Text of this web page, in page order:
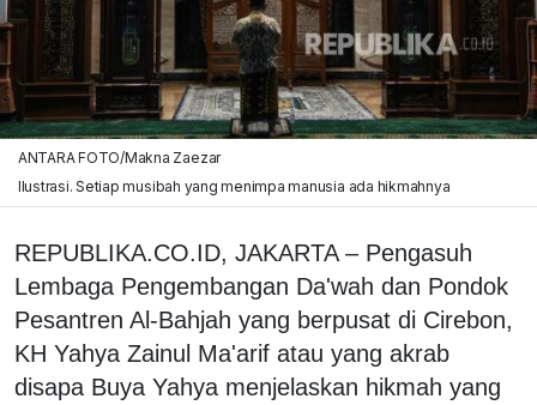
ANTARA FOTO/Makna Zaezar
Ilustrasi. Setiap musibah yang menimpa manusia ada hikmahnya
REPUBLIKA.CO.ID, JAKARTA – Pengasuh
Lembaga Pengembangan Da'wah dan Pondok
Pesantren Al-Bahjah yang berpusat di Cirebon,
KH Yahya Zainul Ma'arif atau yang akrab
disapa Buya Yahya menjelaskan hikmah yang